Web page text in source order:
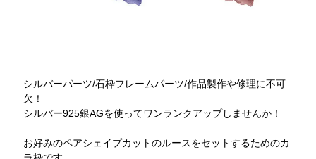
シルバーパーツ/石枠フレームパーツ/作品製作や修理に不可
欠！
シルバー925銀AGを使ってワンランクアップしませんか！
お好みのペアシェイプカットのルースをセットするためのカ